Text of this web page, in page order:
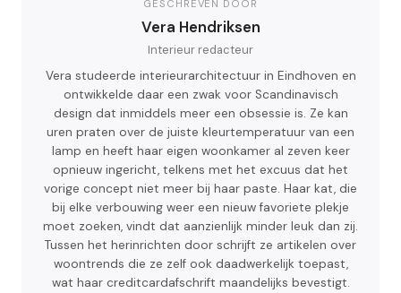
GESCHREVEN DOOR
Vera Hendriksen
Interieur redacteur
Vera studeerde interieurarchitectuur in Eindhoven en
ontwikkelde daar een zwak voor Scandinavisch
design dat inmiddels meer een obsessie is. Ze kan
uren praten over de juiste kleurtemperatuur van een
lamp en heeft haar eigen woonkamer al zeven keer
opnieuw ingericht, telkens met het excuus dat het
vorige concept niet meer bij haar paste. Haar kat, die
bij elke verbouwing weer een nieuw favoriete plekje
moet zoeken, vindt dat aanzienlijk minder leuk dan zij.
Tussen het herinrichten door schrijft ze artikelen over
woontrends die ze zelf ook daadwerkelijk toepast,
wat haar creditcardafschrift maandelijks bevestigt.